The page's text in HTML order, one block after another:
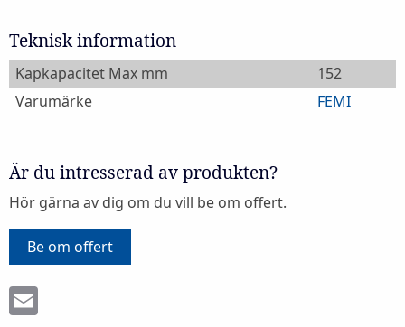
Teknisk information
Kapkapacitet Max mm
152
Varumärke
FEMI
Är du intresserad av produkten?
Hör gärna av dig om du vill be om offert.
Be om offert